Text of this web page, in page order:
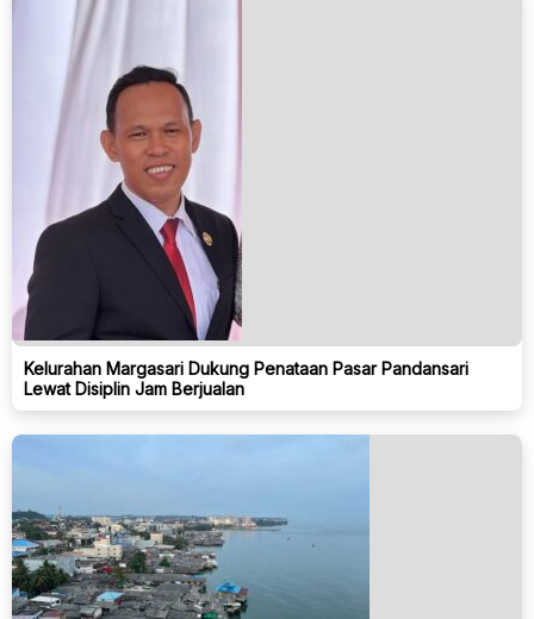
Kelurahan Margasari Dukung Penataan Pasar Pandansari
Lewat Disiplin Jam Berjualan